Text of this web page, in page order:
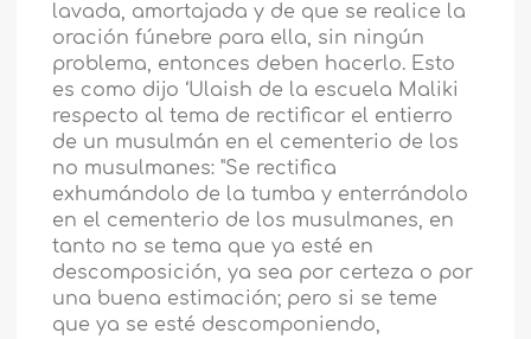
lavada, amortajada y de que se realice la
oración fúnebre para ella, sin ningún
problema, entonces deben hacerlo. Esto
es como dijo ‘Ulaish de la escuela Maliki
respecto al tema de rectificar el entierro
de un musulmán en el cementerio de los
no musulmanes: "Se rectifica
exhumándolo de la tumba y enterrándolo
en el cementerio de los musulmanes, en
tanto no se tema que ya esté en
descomposición, ya sea por certeza o por
una buena estimación; pero si se teme
que ya se esté descomponiendo,